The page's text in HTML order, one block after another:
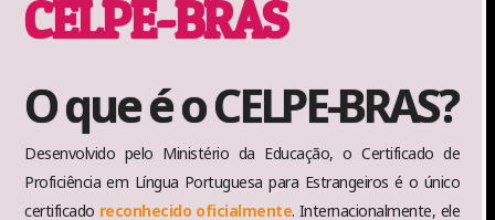
CELPE-BRAS
O que é o CELPE-BRAS?
Desenvolvido pelo Ministério da Educação, o Certificado de
Proficiência em Língua Portuguesa para Estrangeiros é o único
certificado reconhecido oficialmente. Internacionalmente, ele